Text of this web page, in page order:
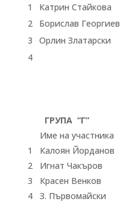
1
Катрин Стайкова
2
Борислав Георгиев
3
Орлин Златарски
4
ГРУПА “Г”
Име на участника
1
Калоян Йорданов
2
Игнат Чакъров
3
Красен Венков
4
З. Първомайски